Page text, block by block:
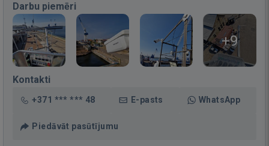
Darbu piemēri
+9
Kontakti
+371 *** *** 48 E-pasts WhatsApp
Piedāvāt pasūtījumu